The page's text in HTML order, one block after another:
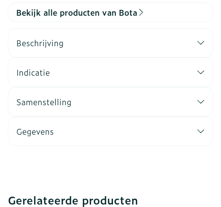
Bekijk alle producten van Bota
Beschrijving
Indicatie
Samenstelling
Gegevens
Gerelateerde producten